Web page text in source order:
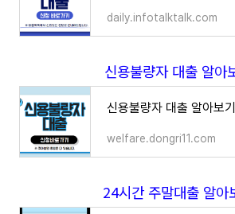
daily.infotalktalk.com
신용불량자 대출 알아
신용불량자 대출 알아보기
welfare.dongri11.com
24시간 주말대출 알아